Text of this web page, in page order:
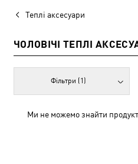
Теплі аксесуари
ЧОЛОВІЧІ ТЕПЛІ
Фільтри (1)
Ми не можемо знайти